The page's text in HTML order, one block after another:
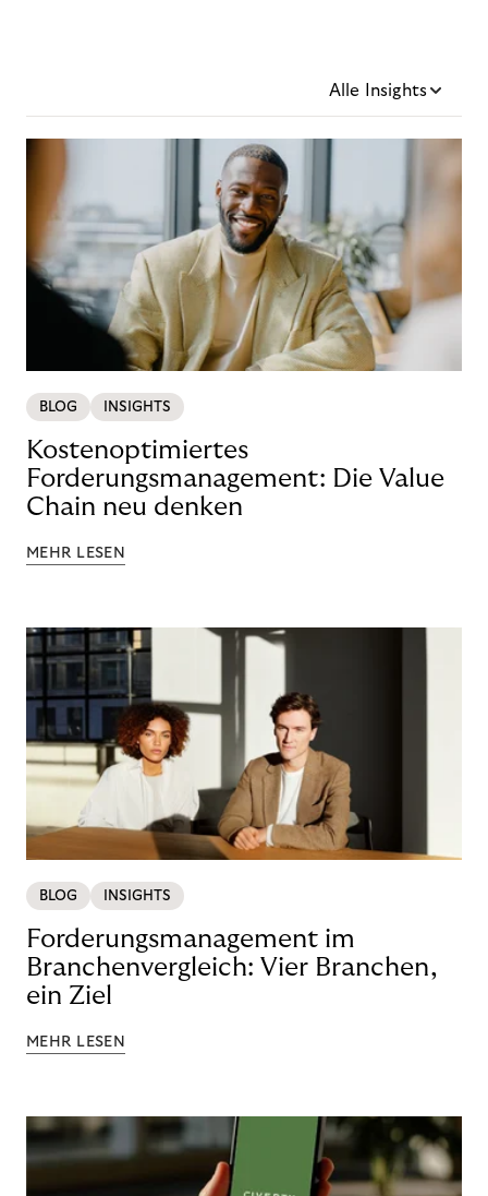
Alle Insights
BLOG INSIGHTS
Kostenoptimiertes
Forderungsmanagement: Die Value
Chain neu denken
MEHR LESEN
BLOG INSIGHTS
Forderungsmanagement im
Branchenvergleich: Vier Branchen,
ein Ziel
MEHR LESEN